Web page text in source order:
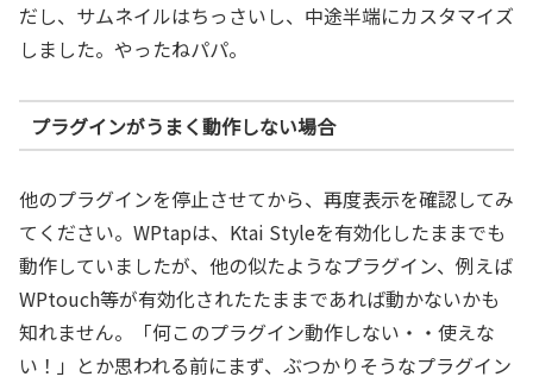
だし、サムネイルはちっさいし、中途半端にカスタマイズ
しました。やったねパパ。
プラグインがうまく動作しない場合
他のプラグインを停止させてから、再度表示を確認してみ
てください。WPtapは、Ktai Styleを有効化したままでも
動作していましたが、他の似たようなプラグイン、例えば
WPtouch等が有効化されたたままであれば動かないかも
知れません。「何このプラグイン動作しない・・使えな
い！」とか思われる前にまず、ぶつかりそうなプラグイン